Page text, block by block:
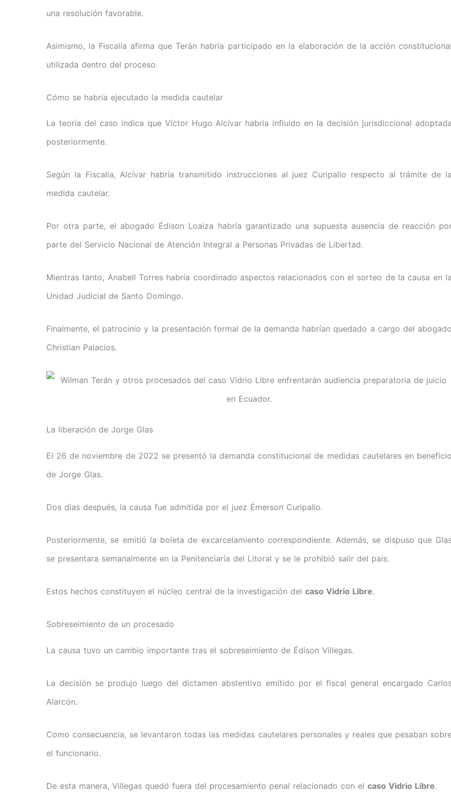
una resolución favorable.
Asimismo, la Fiscalía afirma que Terán habría participado en la elaboración de la acción constitucional
utilizada dentro del proceso.
Cómo se habría ejecutado la medida cautelar
La teoría del caso indica que Víctor Hugo Alcívar habría influido en la decisión jurisdiccional adoptada
posteriormente.
Según la Fiscalía, Alcívar habría transmitido instrucciones al juez Curipallo respecto al trámite de la
medida cautelar.
Por otra parte, el abogado Édison Loaiza habría garantizado una supuesta ausencia de reacción
parte del Servicio Nacional de Atención Integral a Personas Privadas de Libertad.
Mientras tanto, Anabell Torres habría coordinado aspectos relacionados con el sorteo de la causa en la
Unidad Judicial de Santo Domingo.
Finalmente, el patrocinio y la presentación formal de la demanda habrían quedado a cargo del abogado
Christian Palacios.
La liberación de Jorge Glas
El 26 de noviembre de 2022 se presentó la demanda constitucional de medidas cautelares en beneficio
de Jorge Glas.
Dos días después, la causa fue admitida por el juez Émerson Curipallo.
Posteriormente, se emitió la boleta de excarcelamiento correspondiente. Además, se dispuso que
se presentara semanalmente en la Penitenciaría del Litoral y se le prohibió salir del país.
Estos hechos constituyen el núcleo central de la investigación del caso Vidrio Libre.
Sobreseimiento de un procesado
La causa tuvo un cambio importante tras el sobreseimiento de Édison Villegas.
La decisión se produjo luego del dictamen abstentivo emitido por el fiscal general encargado
Alarcón.
Como consecuencia, se levantaron todas las medidas cautelares personales y reales que pesaban
el funcionario.
De esta manera, Villegas quedó fuera del procesamiento penal relacionado con el caso Vidrio Libre.